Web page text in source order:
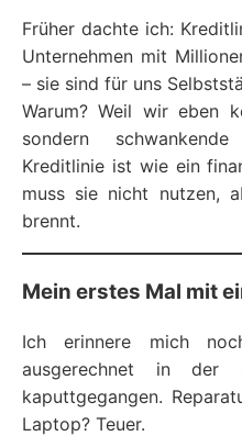
Früher dachte ich:
Unternehmen mit
– sie sind für uns
Warum? Weil wir eben
sondern
Kreditlinie ist wie ein
muss sie nicht nutzen,
brennt.
Mein erstes Mal mit
Ich erinnere mich
ausgerechnet in der
kaputtgegangen.
Laptop? Teuer.